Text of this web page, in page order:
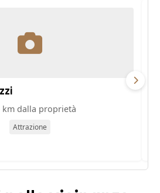
km dalla proprietà
Attrazione